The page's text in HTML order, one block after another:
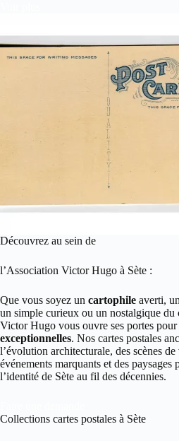
Découvrez au sein de
l’Association Victor Hugo à Sète :
Que vous soyez un cartophile averti,
un simple curieux ou un nostalgique du
Victor Hugo vous ouvre ses portes
exceptionnelles. Nos cartes postales
l’évolution architecturale, des scènes
événements marquants et des
l’identité de Sète au fil des décennies.
Collections cartes postales à Sète